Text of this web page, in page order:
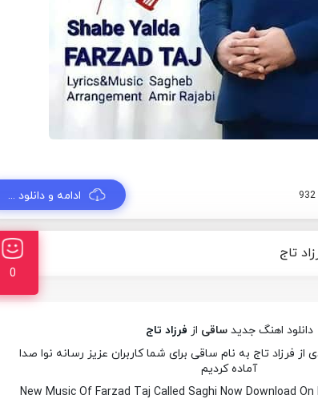
932 ادامه و دانلود ...
تاج
0
دانلود اهنگ جدید ساقی از فرزاد تاج
فرزاد تاج به نام ساقی برای شما کاربران عزیز رسانه نوا صدا
آماده کردیم
New Music Of Farzad Taj Called Saghi Now Download